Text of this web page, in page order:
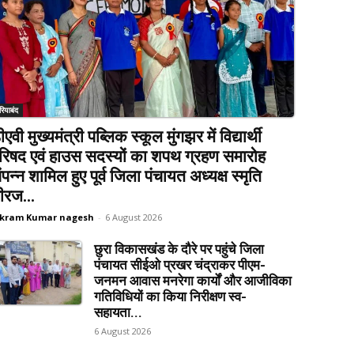
मुख्यमंत्री पब्लिक स्कूल मुंगझर में विद्यार्थी
एवं हाउस सदस्यों का शपथ ग्रहण समारोह
शामिल हुए पूर्व जिला पंचायत अध्यक्ष स्मृति
Kumar nagesh - 6 August 2026
छुरा विकासखंड के दौरे पर पहुंचे जिला
पंचायत सीईओ प्रखर चंद्राकर पीएम-
जनमन आवास मनरेगा कार्यों और आजीविका
गतिविधियों का किया निरीक्षण स्व-
सहायता...
6 August 2026